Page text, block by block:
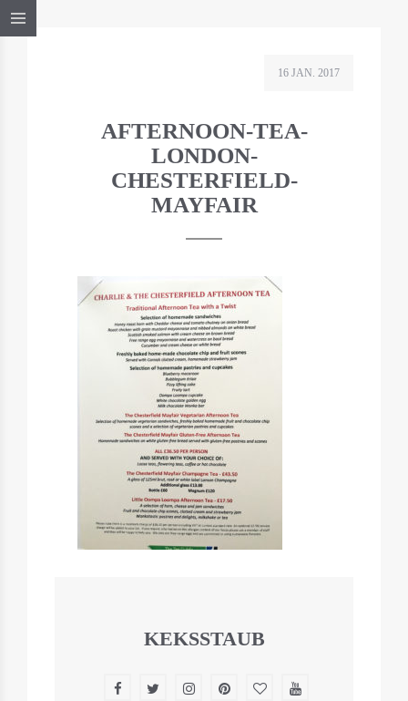
16 JAN. 2017
AFTERNOON-TEA-
LONDON-
CHESTERFIELD-
MAYFAIR
KEKSSTAUB